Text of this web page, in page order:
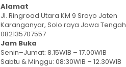
Alamat
Jl. Ringroad Utara KM 9 Sroyo Jaten
Karanganyar, Solo raya Jawa Tengah
082135707557
Jam Buka
Senin–Jumat: 8.15WIB – 17.00WIB
Sabtu & Minggu: 08:30WIB – 12.30WIB